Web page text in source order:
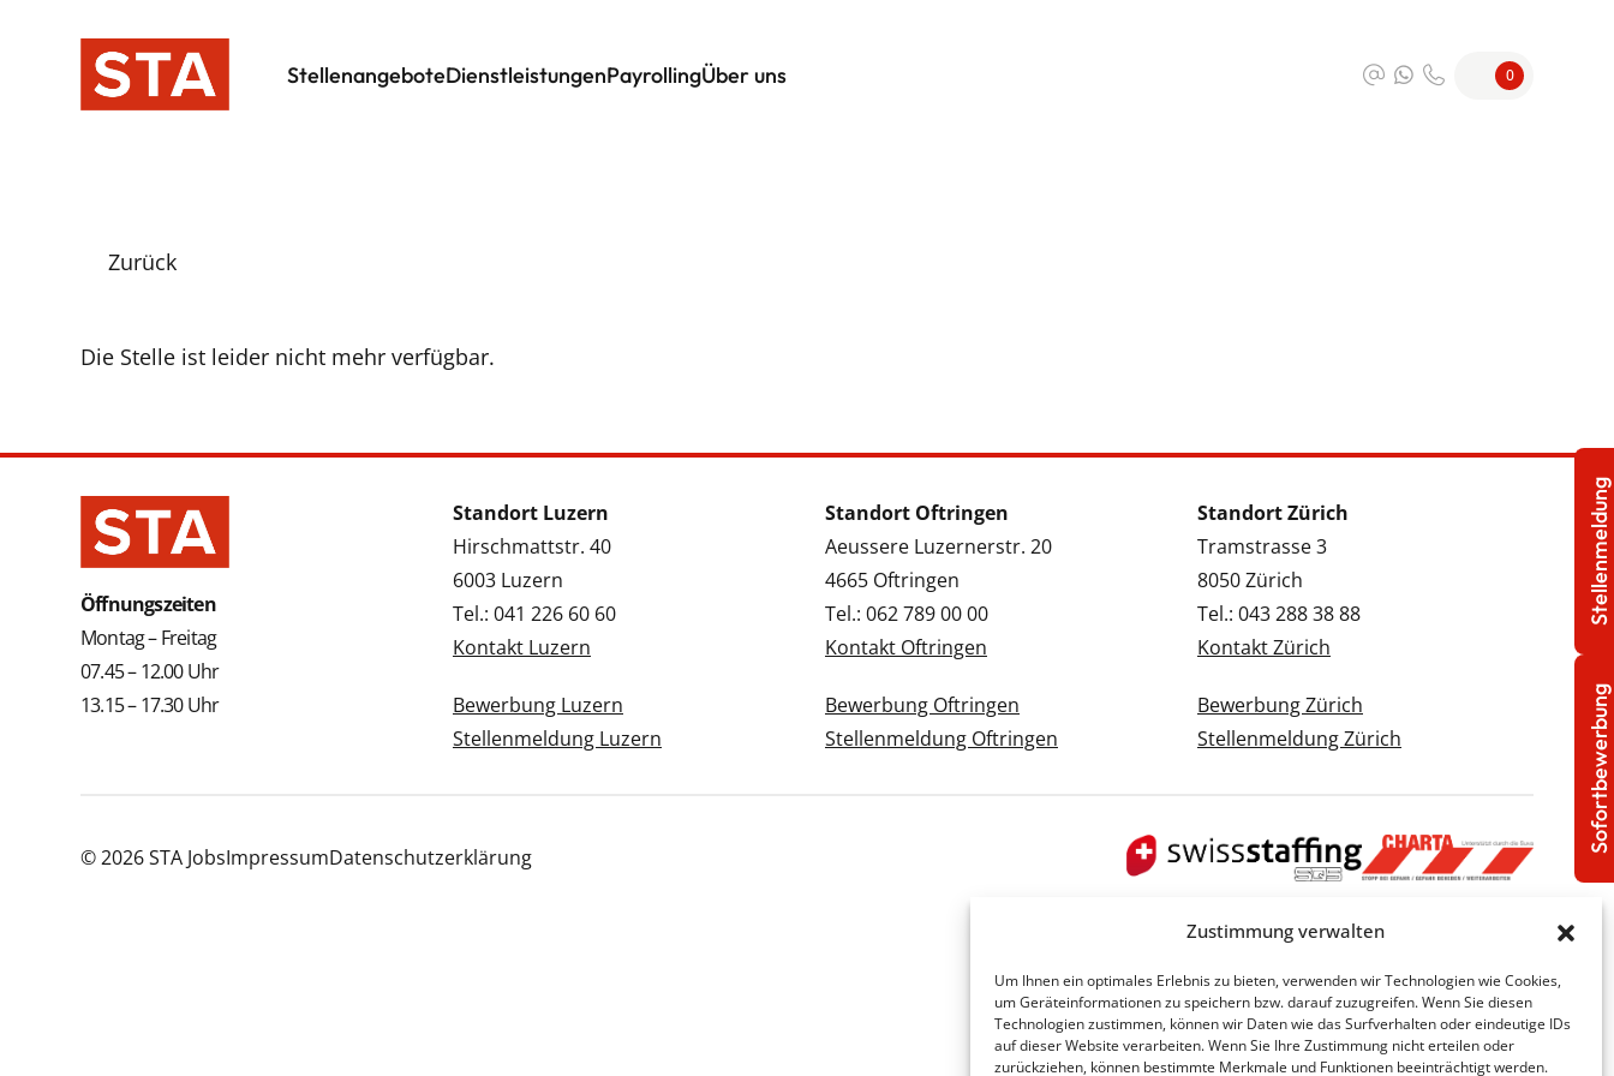
Zustimmung verwalten
Um Ihnen ein optimales Erlebnis zu bieten, verwenden wir Technologien wie Cookies,
um Geräteinformationen zu speichern bzw. darauf zuzugreifen. Wenn Sie diesen
Technologien zustimmen, können wir Daten wie das Surfverhalten oder eindeutige IDs
auf dieser Website verarbeiten. Wenn Sie Ihre Zustimmung nicht erteilen oder
zurückziehen, können bestimmte Merkmale und Funktionen beeinträchtigt werden.
StellenangeboteDienstleistungenPayrollingÜber uns 0
Zurück
Die Stelle ist leider nicht mehr verfügbar.
Öffnungszeiten
Montag – Freitag
07.45 – 12.00 Uhr
13.15 – 17.30 Uhr
Standort Luzern
Hirschmattstr. 40
6003 Luzern
Tel.: 041 226 60 60
Kontakt Luzern
Bewerbung Luzern
Stellenmeldung Luzern
Standort Oftringen
Aeussere Luzernerstr. 20
4665 Oftringen
Tel.: 062 789 00 00
Kontakt Oftringen
Bewerbung Oftringen
Stellenmeldung Oftringen
Standort Zürich
Tramstrasse 3
8050 Zürich
Tel.: 043 288 38 88
Kontakt Zürich
Bewerbung Zürich
Stellenmeldung Zürich
© 2026 STA JobsImpressumDatenschutzerklärung
Sofortbewerbung
Stellenmeldung